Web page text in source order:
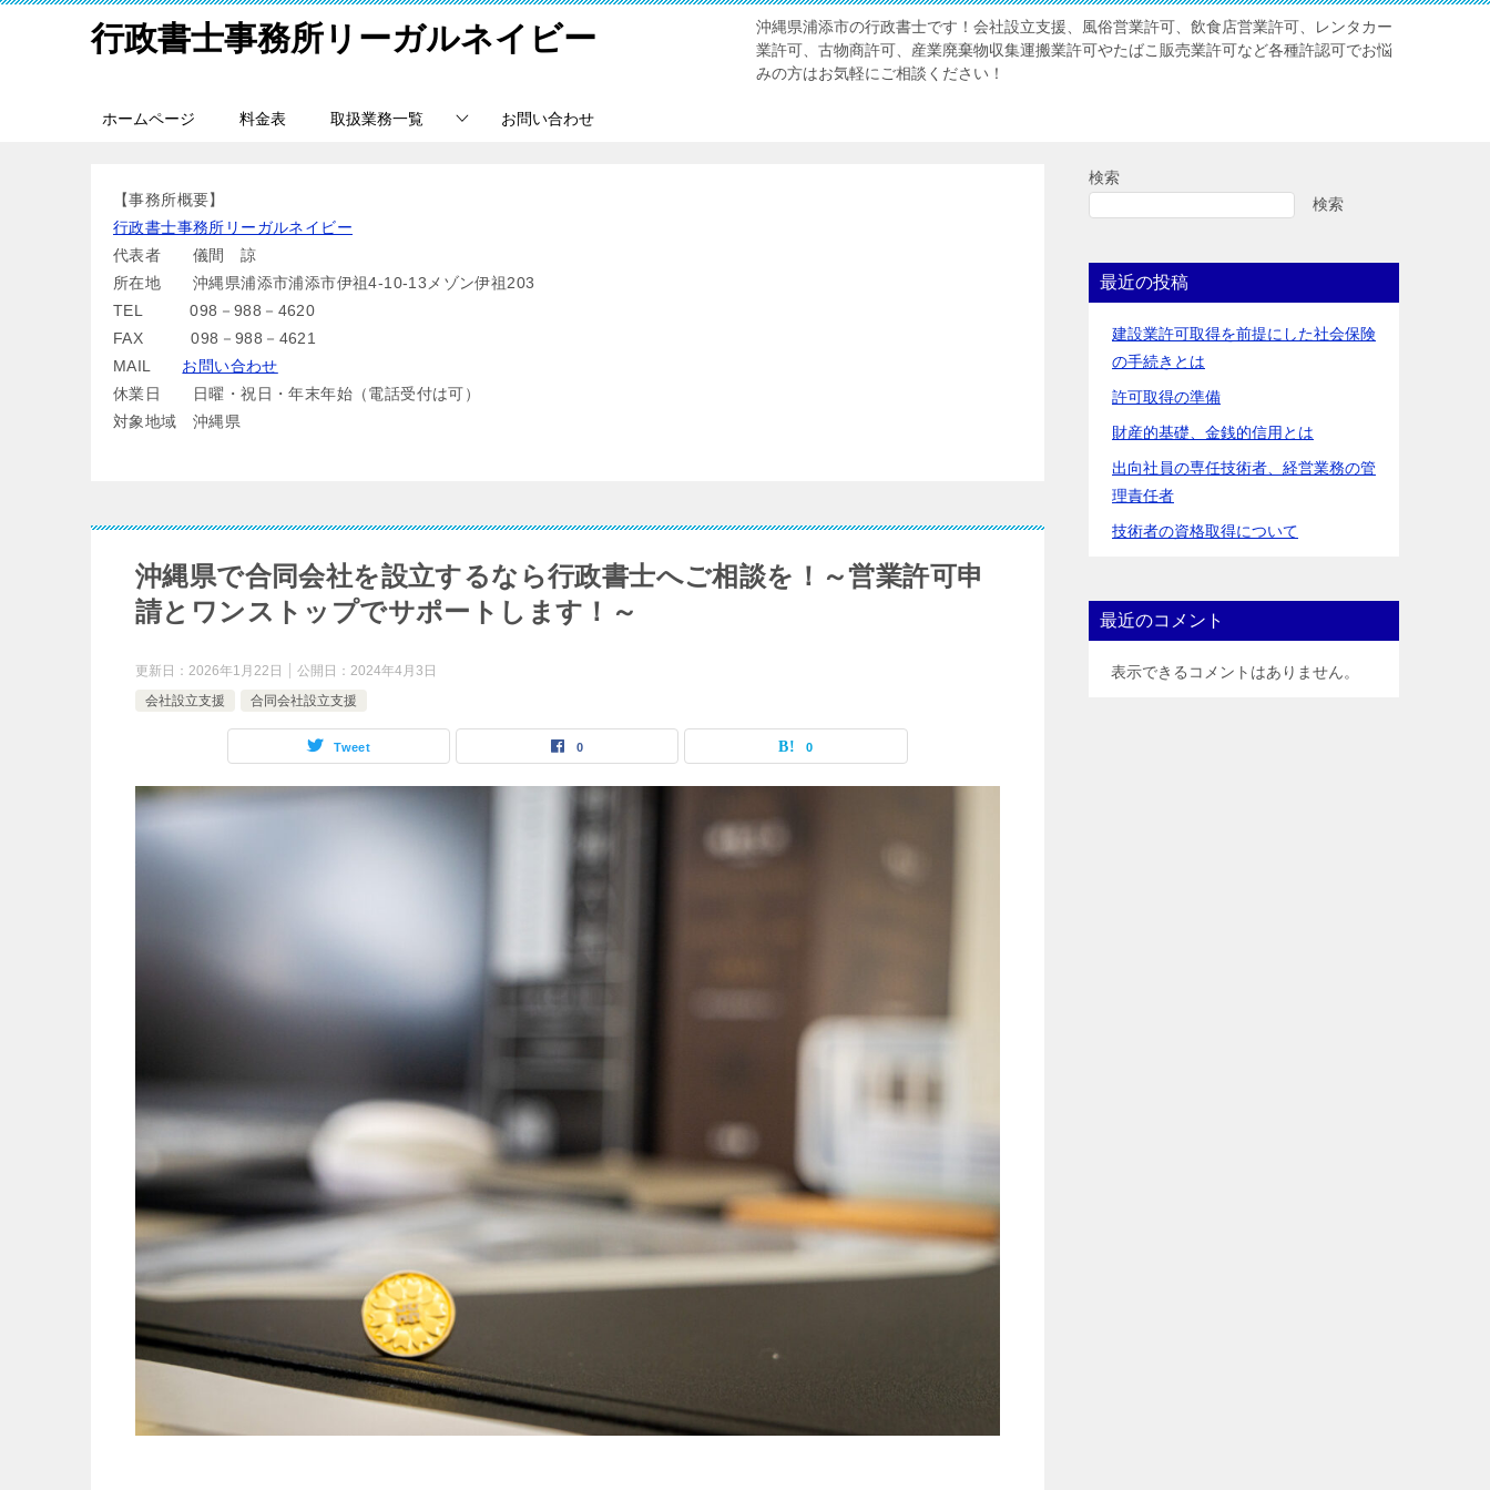
行政書士事務所リーガルネイビー
沖縄県浦添市の行政書士です！会社設立支援、風俗営業許可、飲食店営業許可、レンタカー
業許可、古物商許可、産業廃棄物収集運搬業許可やたばこ販売業許可など各種許認可でお悩
みの方はお気軽にご相談ください！
ホームページ 料金表 取扱業務一覧 お問い合わせ
【事務所概要】
行政書士事務所リーガルネイビー
代表者 儀間 諒
所在地 沖縄県浦添市浦添市伊祖4-10-13メゾン伊祖203
TEL 098－988－4620
FAX 098－988－4621
MAIL お問い合わせ
休業日 日曜・祝日・年末年始（電話受付は可）
対象地域 沖縄県
沖縄県で合同会社を設立するなら行政書士へご相談を！～営業許可申
請とワンストップでサポートします！～
更新日： 2026年1月22日 公開日： 2024年4月3日
会社設立支援
合同会社設立支援
Tweet 0 0
検索
検索
最近の投稿
建設業許可取得を前提にした社会保険
の手続きとは
許可取得の準備
財産的基礎、金銭的信用とは
出向社員の専任技術者、経営業務の管
理責任者
技術者の資格取得について
最近のコメント
表示できるコメントはありません。